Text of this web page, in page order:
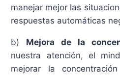
manejar mejor las
respuestas automáticas
b) Mejora de la
nuestra atención, el
mejorar la